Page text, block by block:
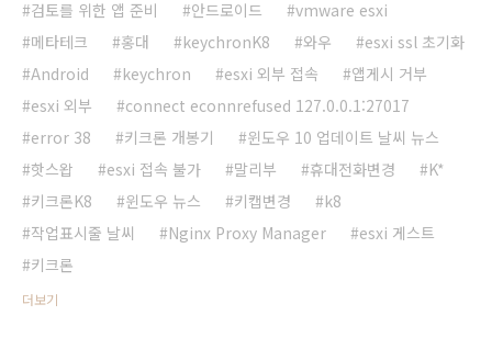
검토를 위한 앱 준비 안드로이드
vmware esxi
메타테크
홍대 keychronK8 와우
esxi ssl 초기화
Android
keychron esxi 외부 접속
앱게시 거부
esxi 외부
connect econnrefused 127.0.0.1:27017
error 38
키크론 개봉기
윈도우 10 업데이트 날씨 뉴스
핫스왑
esxi 접속 불가 말리부 휴대전화변경
K*
키크론K8
윈도우 뉴스 키캡변경
k8
작업표시줄 날씨
Nginx Proxy Manager
esxi 게스트
키크론
더보기